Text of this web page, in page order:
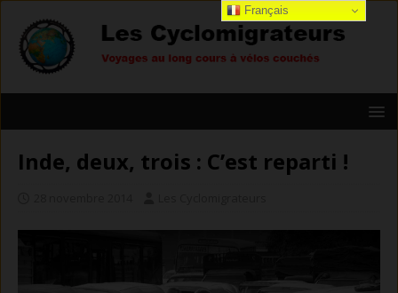
Inde, deux, trois : C’est reparti !
Français